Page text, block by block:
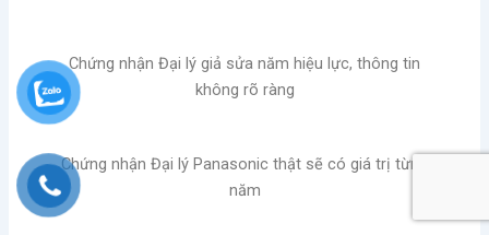
Chứng nhận Đại lý giả sửa năm hiệu lực, thông tin
không rõ ràng
Chứng nhận Đại lý Panasonic thật sẽ có giá trị từng
năm